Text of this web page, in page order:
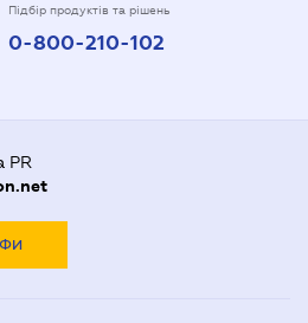
Підбір продуктів та рішень
0-800-210-102
PR